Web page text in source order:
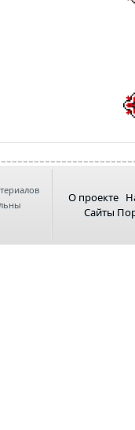
О проекте
Сайты